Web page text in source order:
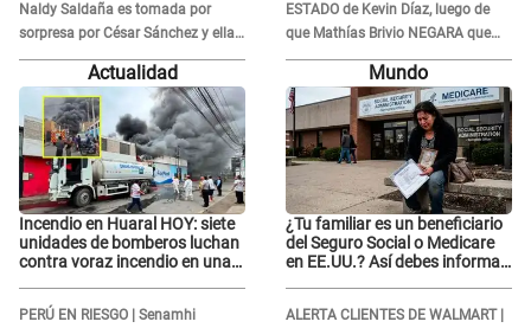
Naldy Saldaña es tomada por
sorpresa por César Sánchez y ella
evidencia su REACCIÓN: Le agarró
ESTADO de Kevin Díaz, luego de
que Mathías Brivio NEGARA que
fue un accidente: Lleva collarín
Actualidad
Incendio en Huaral HOY: siete
unidades de bomberos luchan
contra voraz incendio en una
PERÚ EN RIESGO | Senamhi
Mundo
¿Tu familiar es un beneficiario
del Seguro Social o Medicare
en EE.UU.? Así debes informar
ALERTA CLIENTES DE WALMART |